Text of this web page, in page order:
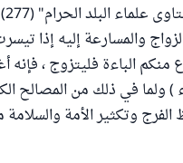
علماء البلد الحرام" (277) :
والمسارعة إليه إذا
الباءة فليتزوج ،
في ذلك من المصالح
وتكثير الأمة